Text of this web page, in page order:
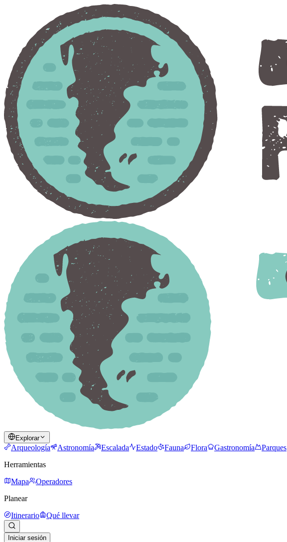
Explorar
Arqueología Astronomía Escalada Estado Fauna Flora Gastronomía Parques
Herramientas
Mapa
Operadores
Planear
Itinerario
Qué llevar
Iniciar sesión